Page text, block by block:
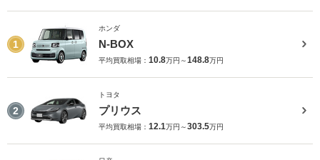
1
ホンダ
N-BOX
平均買取相場： 10.8万円～148.8万円
2
トヨタ
プリウス
平均買取相場： 12.1万円～303.5万円